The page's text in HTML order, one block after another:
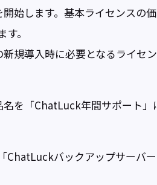
始します。基本ライセンスの
。
規導入時に必要となるライセ
を「ChatLuck年間サポート
ChatLuckバックアップサーバ